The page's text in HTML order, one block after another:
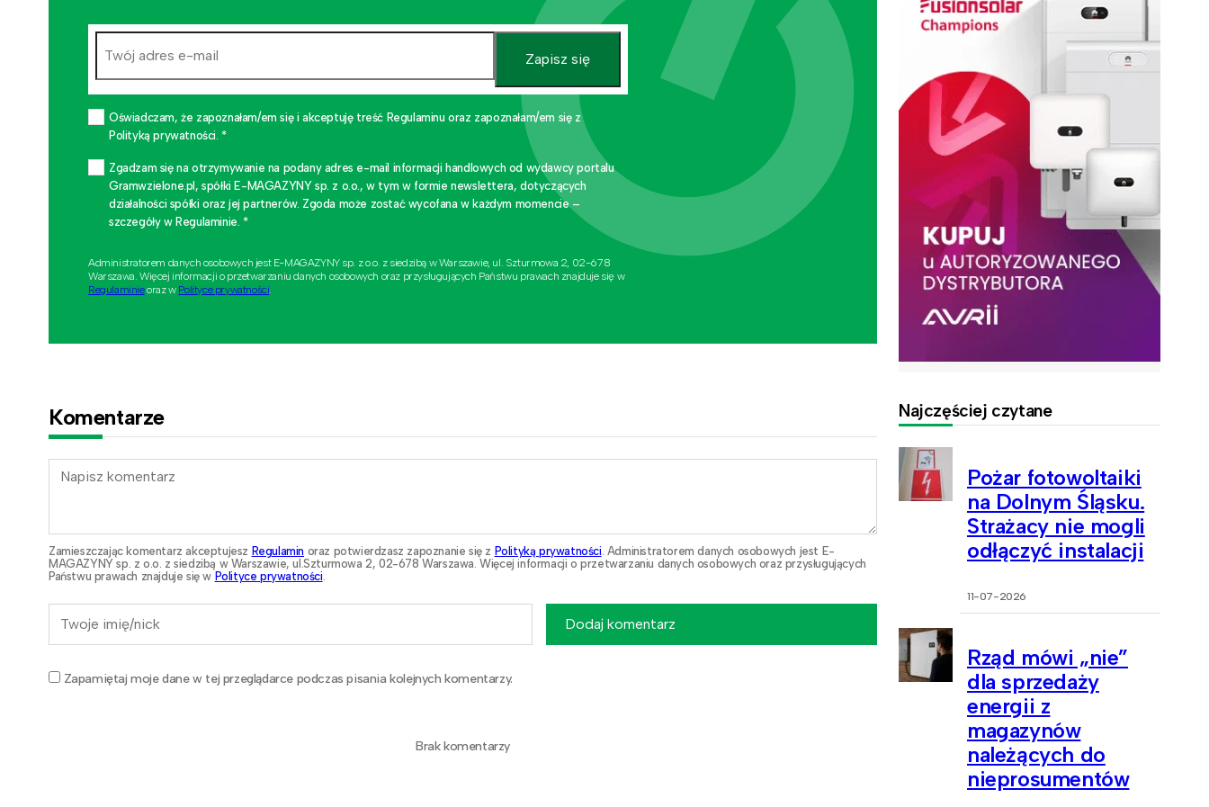
Zapisz się
Oświadczam, że zapoznałam/em się i akceptuję treść Regulaminu oraz zapoznałam/em się z
Polityką prywatności. *
Zgadzam się na otrzymywanie na podany adres e-mail informacji handlowych od wydawcy portalu
Gramwzielone.pl, spółki E-MAGAZYNY sp. z o.o., w tym w formie newslettera, dotyczących
działalności spółki oraz jej partnerów. Zgoda może zostać wycofana w każdym momencie –
szczegóły w Regulaminie. *
Administratorem danych osobowych jest E-MAGAZYNY sp. z o.o. z siedzibą w Warszawie, ul. Szturmowa 2, 02-678
Warszawa. Więcej informacji o przetwarzaniu danych osobowych oraz przysługujących Państwu prawach znajduje się w
Regulaminieoraz w Polityce prywatności
Komentarze
Zamieszczając komentarz akceptujesz Regulamin oraz potwierdzasz zapoznanie się z Polityką prywatności . Administratorem danych osobowych jest E-
MAGAZYNY sp. z o.o. z siedzibą w Warszawie, ul.Szturmowa 2, 02-678 Warszawa. Więcej informacji o przetwarzaniu danych osobowych oraz przysługujących
Państwu prawach znajduje się w Polityce prywatności
Zapamiętaj moje dane w tej przeglądarce podczas pisania kolejnych komentarzy.
Dodaj komentarz
Brak komentarzy
Najczęściej czytane
Pożar fotowoltaiki
na Dolnym Śląsku.
Strażacy nie mogli
odłączyć instalacji
11-07-2026
Rząd mówi „nie”
dla sprzedaży
energii z
magazynów
należących do
nieprosumentów